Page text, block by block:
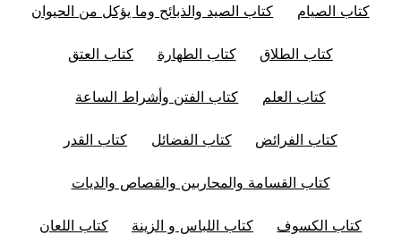
كتاب الصيام كتاب الصيد والذبائح وما يؤكل من الحيوان
كتاب الطلاق كتاب الطهارة كتاب العتق
كتاب العلم كتاب الفتن وأشراط الساعة
كتاب الفرائض كتاب الفضائل كتاب القدر
كتاب القسامة والمحاربين والقصاص والديات
كتاب الكسوف كتاب اللباس و الزينة كتاب اللعان